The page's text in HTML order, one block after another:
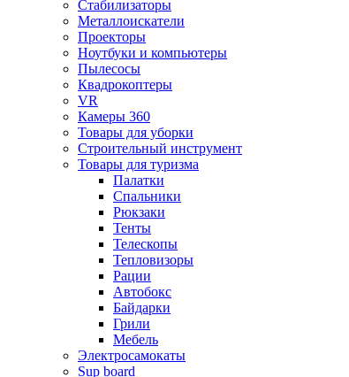
Стабилизаторы
Металлоискатели
Проекторы
Ноутбуки и компьютеры
Пылесосы
Квадрокоптеры
VR
Камеры 360
Товары для уборки
Строительный инструмент
Товары для туризма
Палатки
Спальники
Рюкзаки
Тенты
Телескопы
Тепловизоры
Рации
Автобокс
Байдарки
Грили
Мебель
Электросамокаты
Sup board